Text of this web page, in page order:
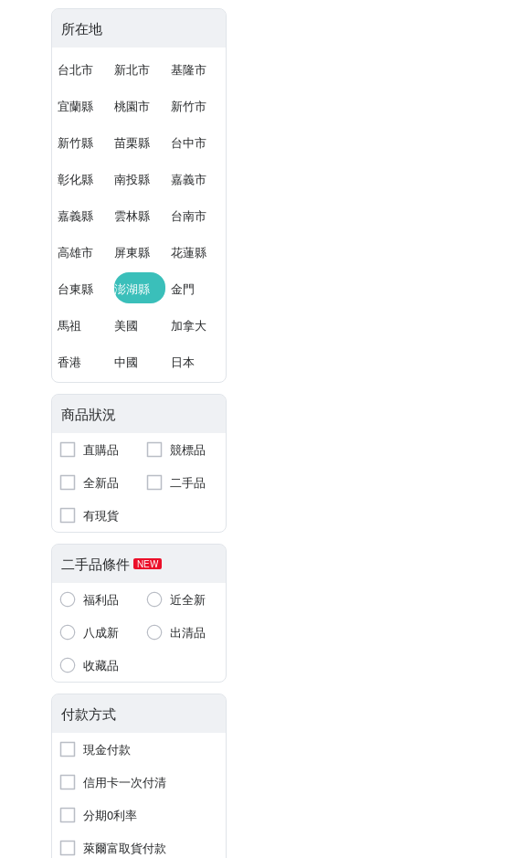
所在地
台北市 新北市 基隆市
宜蘭縣 桃園市 新竹市
新竹縣 苗栗縣 台中市
彰化縣 南投縣 嘉義市
嘉義縣 雲林縣 台南市
高雄市 屏東縣 花蓮縣
台東縣 澎湖縣 金門
馬祖 美國 加拿大
香港 中國 日本
商品狀況
直購品
競標品
全新品
二手品
有現貨
二手品條件 NEW
福利品
近全新
八成新
出清品
收藏品
付款方式
現金付款
信用卡一次付清
分期0利率
萊爾富取貨付款